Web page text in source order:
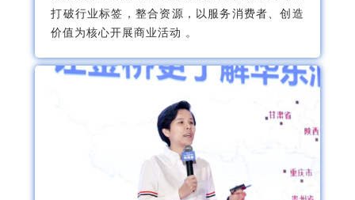
打破行业标签，整合资源，以服务消费者、创造
价值为核心开展商业活动 。